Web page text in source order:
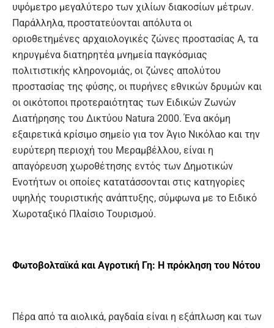
υψόμετρο μεγαλύτερο των χιλίων διακοσίων μέτρων.
Παράλληλα, προστατεύονται απόλυτα οι
οριοθετημένες αρχαιολογικές ζώνες προστασίας Α, τα
κηρυγμένα διατηρητέα μνημεία παγκόσμιας
πολιτιστικής κληρονομιάς, οι ζώνες απολύτου
προστασίας της φύσης, οι πυρήνες εθνικών δρυμών και
οι οικότοποι προτεραιότητας των Ειδικών Ζωνών
Διατήρησης του Δικτύου Natura 2000. Ένα ακόμη
εξαιρετικά κρίσιμο σημείο για τον Άγιο Νικόλαο και την
ευρύτερη περιοχή του Μεραμβέλλου, είναι η
απαγόρευση χωροθέτησης εντός των Δημοτικών
Ενοτήτων οι οποίες κατατάσσονται στις κατηγορίες
υψηλής τουριστικής ανάπτυξης, σύμφωνα με το Ειδικό
Χωροταξικό Πλαίσιο Τουρισμού.
Φωτοβολταϊκά και Αγροτική Γη: Η πρόκληση του Νότου
Πέρα από τα αιολικά, ραγδαία είναι η εξάπλωση και των